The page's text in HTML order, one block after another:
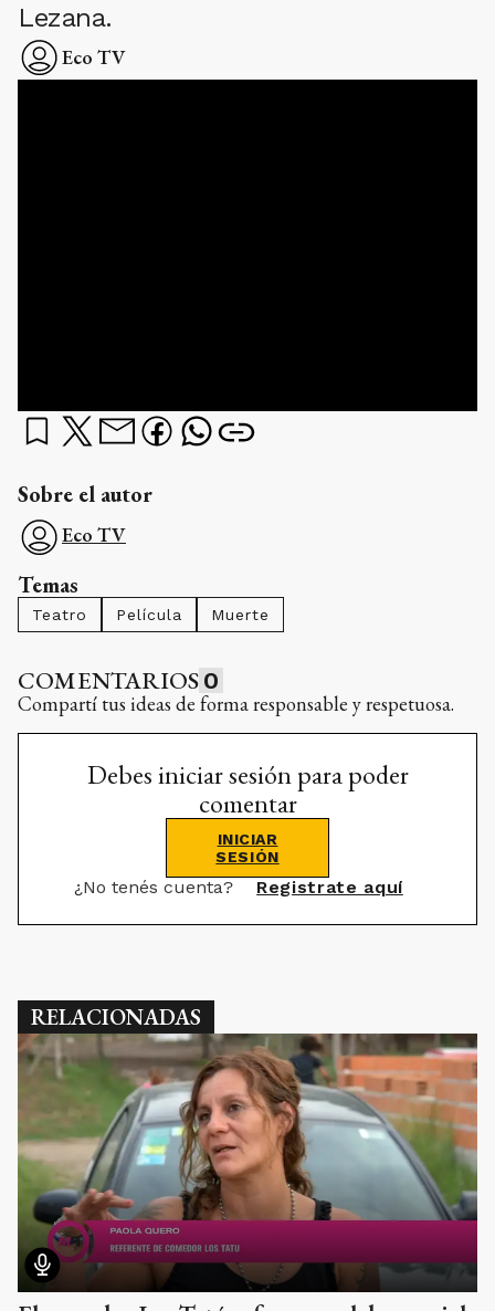
Lezana.
Eco TV
Sobre el autor
Eco TV
Temas
Teatro Película Muerte
COMENTARIOS 0
Compartí tus ideas de forma responsable y respetuosa.
Debes iniciar sesión para poder
comentar
INICIAR
SESIÓN
¿No tenés cuenta? Registrate aquí
RELACIONADAS